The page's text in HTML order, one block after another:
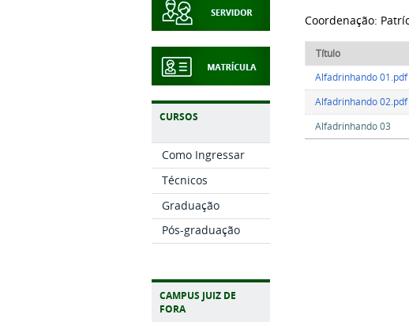
CURSOS
Como Ingressar
Técnicos
Graduação
Pós-graduação
CAMPUS JUIZ DE
FORA
Coordenação:
Título
Alfadrinhando 01.pdf
Alfadrinhando 02.pdf
Alfadrinhando 03